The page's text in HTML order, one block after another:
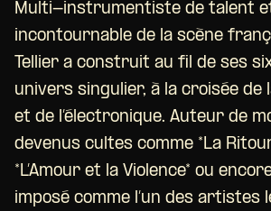
Multi-instrumentiste de talent
incontournable de la scène
Tellier a construit au fil de ses
univers singulier, à la croisée de
et de l’électronique. Auteur de
devenus cultes comme *La
*L’Amour et la Violence* ou
imposé comme l’un des artistes